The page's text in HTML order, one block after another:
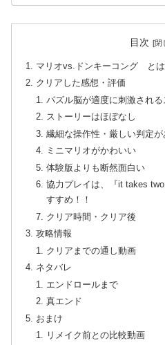
目次
マリオvs.ドンキーコング とは
クリアした感想・評価
パズル脳が適度に刺激される
ストーリーはほぼなし
繊細な操作性・厳しい判定
ミニマリオがかわいい
体験版よりも断然面白い
協力プレイは、『it takes
すすめ！！
クリア時間・クリア後
攻略情報
クリアまでの通し動画
ネタバレ
エンドロールまで
真エンド
おまけ
リメイク前との比較動画